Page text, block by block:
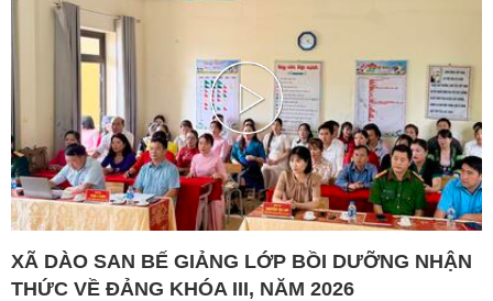
Play
Video
XÃ DÀO SAN BẾ GIẢNG LỚP BỒI DƯỠNG NHẬN
THỨC VỀ ĐẢNG KHÓA III, NĂM 2026